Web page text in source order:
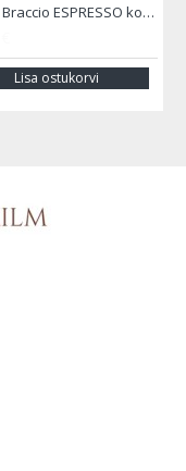
Caffe Braccio ESPRESSO kohviuba 1000 gr.
Lisa ostukorvi